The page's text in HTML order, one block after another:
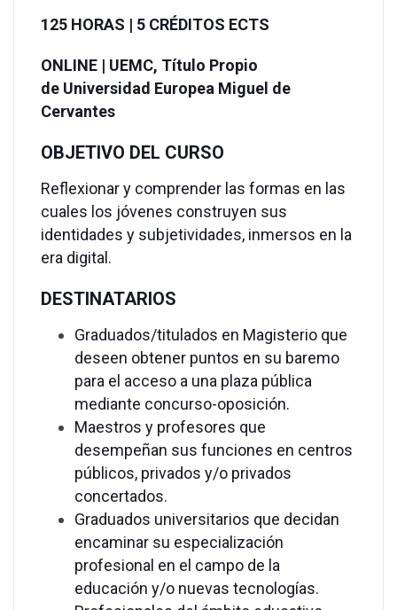
HORAS
ECTS
cantidad
125 HORAS | 5 CRÉDITOS ECTS
ONLINE | UEMC, Título Propio
de Universidad Europea Miguel de
Cervantes
OBJETIVO DEL CURSO
Reflexionar y comprender las formas en las
cuales los jóvenes construyen sus
identidades y subjetividades, inmersos en la
era digital.
DESTINATARIOS
Graduados/titulados en Magisterio que
deseen obtener puntos en su baremo
para el acceso a una plaza pública
mediante concurso-oposición.
Maestros y profesores que
desempeñan sus funciones en centros
públicos, privados y/o privados
concertados.
Graduados universitarios que decidan
encaminar su especialización
profesional en el campo de la
educación y/o nuevas tecnologías.